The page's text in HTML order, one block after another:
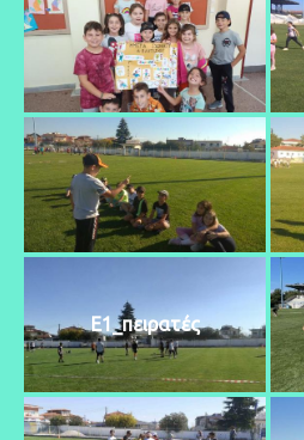
Ε1_πειρατές